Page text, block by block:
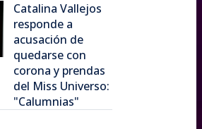
Catalina Vallejos
responde a
acusación de
quedarse con
corona y prendas
del Miss Universo:
"Calumnias"